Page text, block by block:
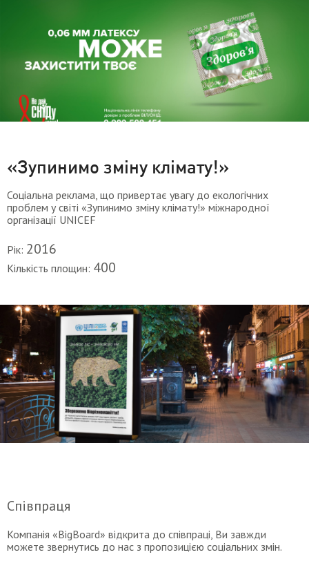
«Зупинимо зміну клімату!»
Соціальна реклама, що привертає увагу до екологічних
проблем у світі «Зупинимо зміну клімату!» міжнародної
організації UNICEF
Рік: 2016
Кількість площин: 400
Співпраця
Компанія «BigBoard» відкрита до співпраці, Ви завжди
можете звернутись до нас з пропозицією соціальних змін.